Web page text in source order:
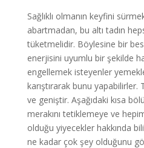
Sağlıklı olmanın keyfini
abartmadan, bu altı tadın
tüketmelidir. Böylesine bir
enerjisini uyumlu bir şekilde
engellemek isteyenler
karıştırarak bunu yapabilirler.
ve geniştir. Aşağıdaki kısa
merakını tetiklemeye ve
olduğu yiyecekler hakkında
ne kadar çok şey olduğunu